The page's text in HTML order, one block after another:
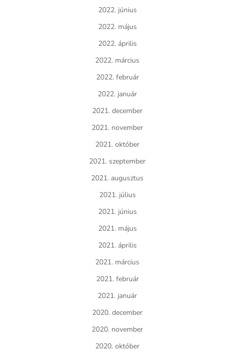
2022. június
2022. május
2022. április
2022. március
2022. február
2022. január
2021. december
2021. november
2021. október
2021. szeptember
2021. augusztus
2021. július
2021. június
2021. május
2021. április
2021. március
2021. február
2021. január
2020. december
2020. november
2020. október